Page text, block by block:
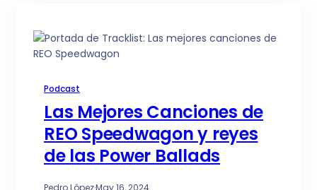
Podcast
Las Mejores Canciones de
REO Speedwagon y reyes
de las Power Ballads
Pedro López·May 16, 2024